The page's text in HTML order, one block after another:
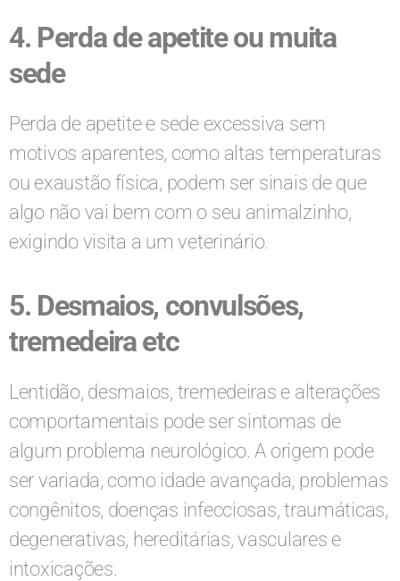
4. Perda de apetite ou muita
sede
Perda de apetite e sede excessiva sem
motivos aparentes, como altas temperaturas
ou exaustão física, podem ser sinais de que
algo não vai bem com o seu animalzinho,
exigindo visita a um veterinário.
5. Desmaios, convulsões,
tremedeira etc
Lentidão, desmaios, tremedeiras e alterações
comportamentais pode ser sintomas de
algum problema neurológico. A origem pode
ser variada, como idade avançada, problemas
congênitos, doenças infecciosas, traumáticas,
degenerativas, hereditárias, vasculares e
intoxicações.